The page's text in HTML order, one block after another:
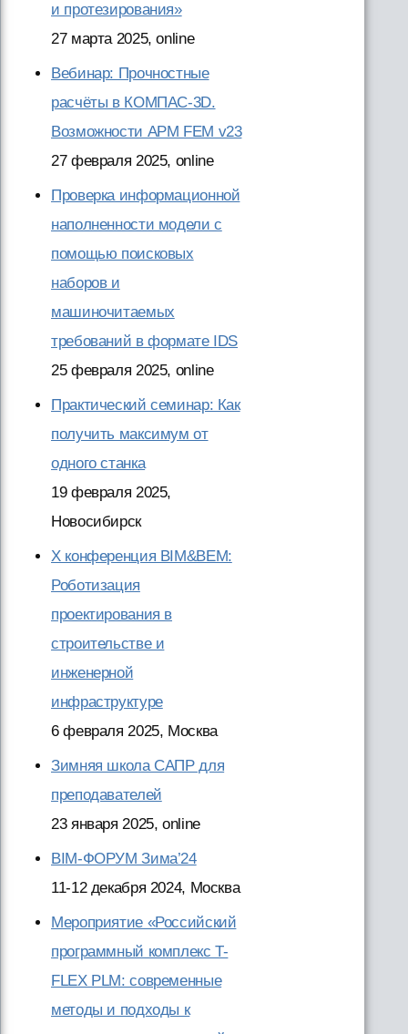
и протезирования»
27 марта 2025, online
Вебинар: Прочностные
расчёты в КОМПАС-3D.
Возможности APM FEM v23
27 февраля 2025, online
Проверка информационной
наполненности модели с
помощью поисковых
наборов и
машиночитаемых
требований в формате IDS
25 февраля 2025, online
Практический семинар: Как
получить максимум от
одного станка
19 февраля 2025,
Новосибирск
X конференция BIM&BEM:
Роботизация
проектирования в
строительстве и
инженерной
инфраструктуре
6 февраля 2025, Москва
Зимняя школа САПР для
преподавателей
23 января 2025, online
BIM-ФОРУМ Зима’24
11-12 декабря 2024, Москва
Мероприятие «Российский
программный комплекс T-
FLEX PLM: современные
методы и подходы к